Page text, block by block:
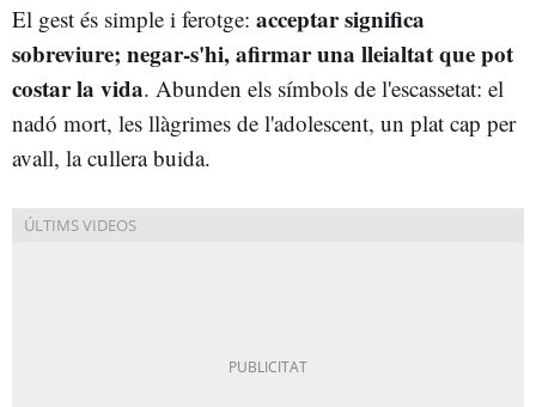
El gest és simple i ferotge: acceptar significa
sobreviure; negar-s'hi, afirmar una lleialtat que pot
costar la vida. Abunden els símbols de l'escassetat: el
nadó mort, les llàgrimes de l'adolescent, un plat cap per
avall, la cullera buida.